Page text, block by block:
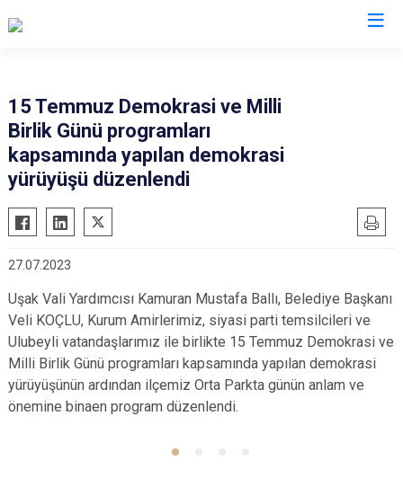
Banaz
Eşme
Sivaslı
15 Temmuz Demokrasi ve Milli
Birlik Günü programları
kapsamında yapılan demokrasi
yürüyüşü düzenlendi
27.07.2023
Uşak Vali Yardımcısı Kamuran Mustafa Ballı, Belediye Başkanı
Veli KOÇLU, Kurum Amirlerimiz, siyasi parti temsilcileri ve
Ulubeyli vatandaşlarımız ile birlikte 15 Temmuz Demokrasi ve
Milli Birlik Günü programları kapsamında yapılan demokrasi
yürüyüşünün ardından ilçemiz Orta Parkta günün anlam ve
önemine binaen program düzenlendi.